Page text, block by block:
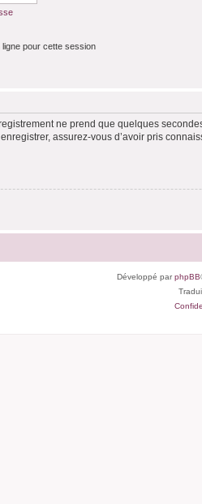
pour cette session
ne prend que quelques
assurez-vous d’avoir pris
Développé parphpBB